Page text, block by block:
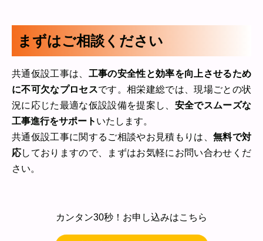
まずはご相談ください
共通仮設工事は、 工事の安全性と効率を向上させるため
に不可欠なプロセスです。相栄建総では、現場ごとの状
況に応じた最適な仮設設備を提案し、 安全でスムーズな
工事進行をサポート いたします。
共通仮設工事に関するご相談やお見積もりは、 無料で対
応しておりますので、まずはお気軽にお問い合わせくだ
さい。
カンタン30秒！お申し込みはこちら